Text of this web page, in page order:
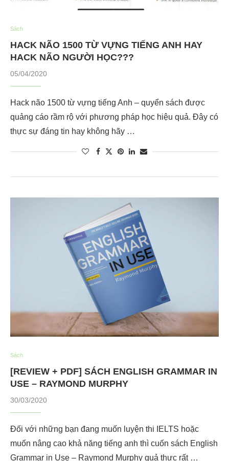
Sách
HACK NÃO 1500 TỪ VỰNG TIẾNG ANH HAY
HACK NÃO NGƯỜI HỌC???
05/04/2020
Hack não 1500 từ vựng tiếng Anh – quyển sách được
quảng cáo rầm rộ với phương pháp học hiệu quả. Đây có
thực sự đáng tin hay không hãy …
Sách
[REVIEW + PDF] SÁCH ENGLISH GRAMMAR IN
USE – RAYMOND MURPHY
30/03/2020
Đối với những bạn đang muốn luyện thi IELTS hoặc
muốn nâng cao khả năng tiếng anh thì cuốn sách English
Grammar in Use – Raymond Murphy quả thực rất …